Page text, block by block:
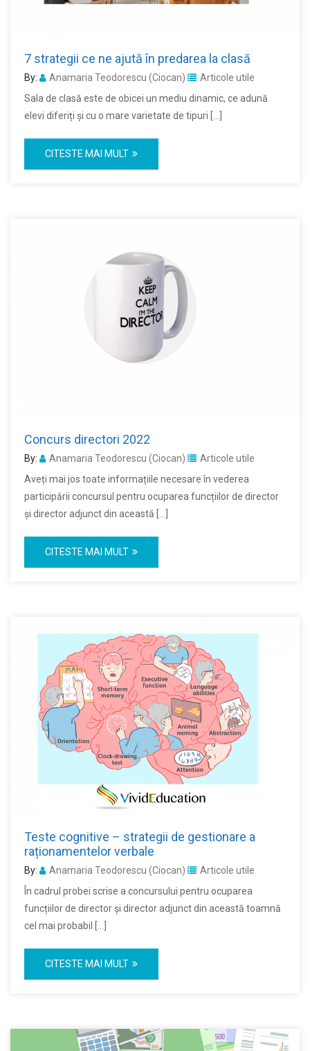
7 strategii ce ne ajută în predarea la clasă
By: Anamaria Teodorescu (Ciocan)
Articole utile
Sala de clasă este de obicei un mediu dinamic, ce adună
elevi diferiți și cu o mare varietate de tipuri […]
CITESTE MAI MULT
Concurs directori 2022
By: Anamaria Teodorescu (Ciocan)
Articole utile
Aveți mai jos toate informațiile necesare în vederea
participării concursul pentru ocuparea funcțiilor de director
și director adjunct din această […]
CITESTE MAI MULT
Teste cognitive – strategii de gestionare a
raționamentelor verbale
By: Anamaria Teodorescu (Ciocan)
Articole utile
În cadrul probei scrise a concursului pentru ocuparea
funcțiilor de director și director adjunct din această toamnă
cel mai probabil […]
CITESTE MAI MULT